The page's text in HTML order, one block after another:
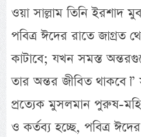
ওয়া সাল্লাম তিনি ইরশাদ
পবিত্র ঈদের রাতে জাগ্রত
কাটাবে; যখন সমস্ত
তার অন্তর জীবিত থাকবে।”
প্রত্যেক মুসলমান পুরুষ-
ও কর্তব্য হচ্ছে, পবিত্র